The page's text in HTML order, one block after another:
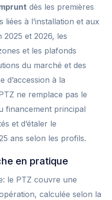
dès les premières
liées à l’installation et aux
2025 et 2026, les
et les plafonds
du marché et des
d’accession à la
ne remplace pas le
financement principal
et d’étaler le
ans selon les profils.
en pratique
le PTZ couvre une
calculée selon la